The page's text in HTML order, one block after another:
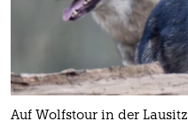
Auf Wolfstour in der Lausitz